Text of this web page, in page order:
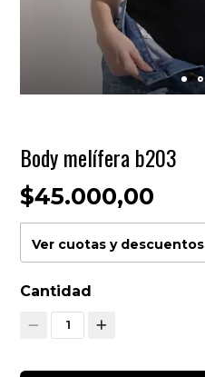
Body melífera b203
$45.000,00
Ver cuotas y descuentos
Cantidad
1